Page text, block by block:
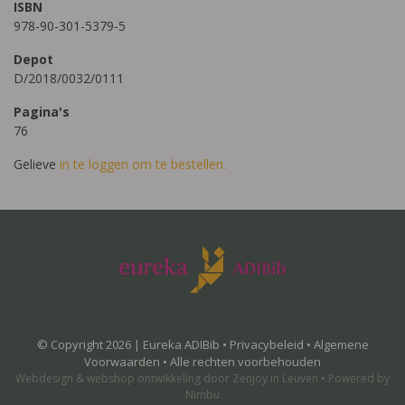
ISBN
978-90-301-5379-5
Depot
D/2018/0032/0111
Pagina's
76
Gelieve in te loggen om te bestellen.
© Copyright 2026 | Eureka ADIBib • Privacybeleid • Algemene
Voorwaarden • Alle rechten voorbehouden
Webdesign & webshop ontwikkeling door Zenjoy in Leuven • Powered by
Nimbu